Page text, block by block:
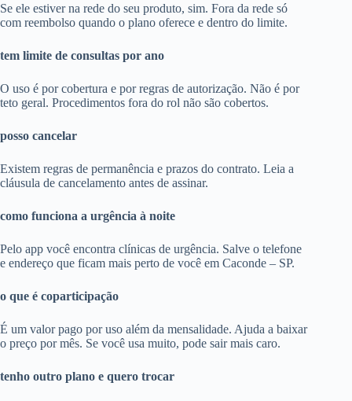
Se ele estiver na rede do seu produto, sim. Fora da rede só
com reembolso quando o plano oferece e dentro do limite.
tem limite de consultas por ano
O uso é por cobertura e por regras de autorização. Não é por
teto geral. Procedimentos fora do rol não são cobertos.
posso cancelar
Existem regras de permanência e prazos do contrato. Leia a
cláusula de cancelamento antes de assinar.
como funciona a urgência à noite
Pelo app você encontra clínicas de urgência. Salve o telefone
e endereço que ficam mais perto de você em Caconde – SP.
o que é coparticipação
É um valor pago por uso além da mensalidade. Ajuda a baixar
o preço por mês. Se você usa muito, pode sair mais caro.
tenho outro plano e quero trocar